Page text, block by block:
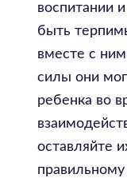
воспитании
быть
вместе с
силы они
ребенка во
оставляйте